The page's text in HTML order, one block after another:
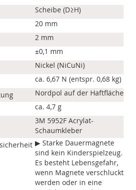
Scheibe (D≥H)
20 mm
2 mm
±0,1 mm
Nickel (NiCuNi)
ca. 6,67 N (entspr. 0,68 kg)
Nordpol auf der Haftfläche
ca. 4,7 g
3M 5952F Acrylat-
Schaumkleber
▶ Starke Dauermagnete
sind kein Kinderspielzeug.
Es besteht Lebensgefahr,
wenn Magnete verschluckt
werden oder in eine